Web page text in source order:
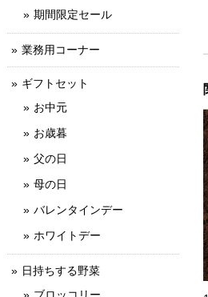
期間限定セール
業務用コーナー
ギフトセット
お中元
お歳暮
父の日
母の日
バレンタインデー
ホワイトデー
日持ちする野菜